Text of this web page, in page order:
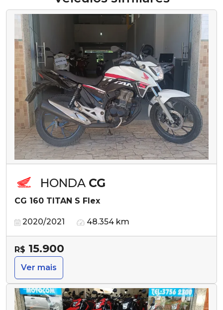
HONDA CG
CG 160 TITAN S Flex
2020/2021 48.354 km
R$ 15.900
Ver mais